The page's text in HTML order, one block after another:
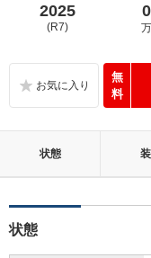
2025
(R7)
無
料
状態
状態